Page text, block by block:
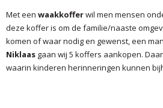
Met eenwaakkofferwil men mensen
deze koffer is om de familie/naaste
komen of waar nodig en gewenst, een
Niklaas gaan wij 5 koffers aankopen.
waarin kinderen herinneringen kunnen